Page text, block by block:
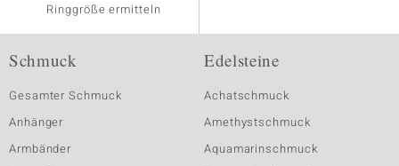
Ringgröße ermitteln
Schmuck
Gesamter Schmuck
Anhänger
Armbänder
Edelsteine
Achatschmuck
Amethystschmuck
Aquamarinschmuck